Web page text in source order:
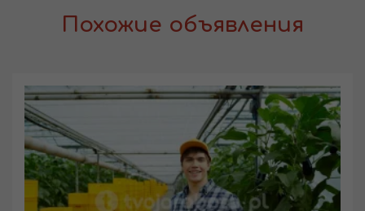
Похожие объявления